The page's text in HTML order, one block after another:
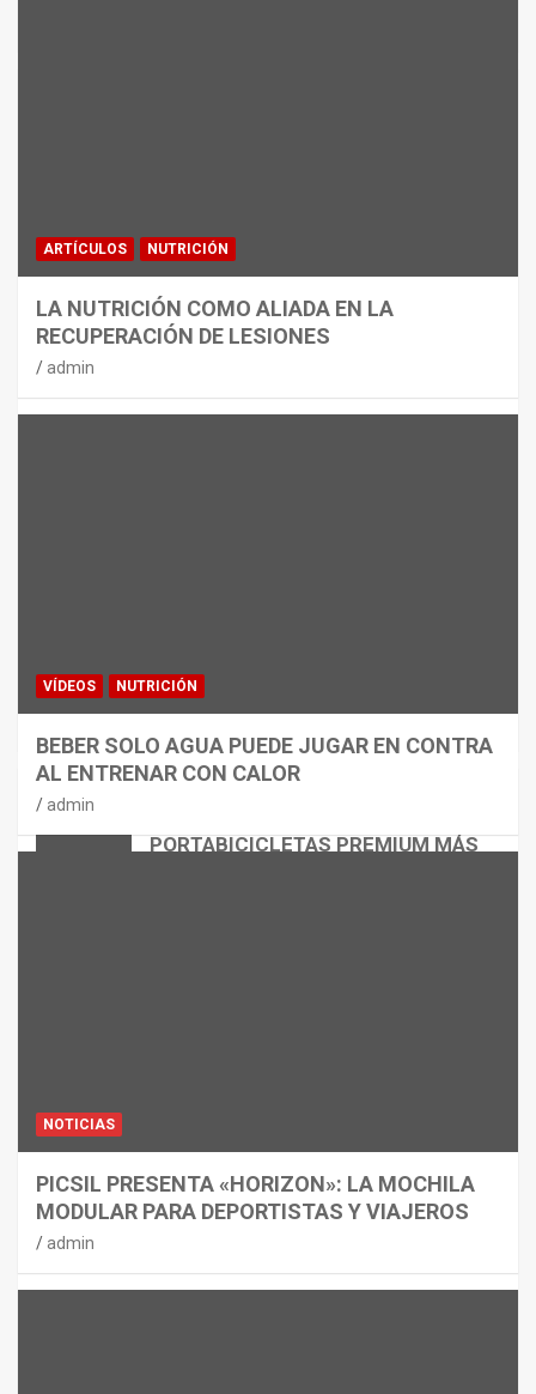
PORTABICICLETAS PREMIUM MÁS
ARTÍCULOS NUTRICIÓN
LA NUTRICIÓN COMO ALIADA EN LA
RECUPERACIÓN DE LESIONES
admin
VÍDEOS NUTRICIÓN
BEBER SOLO AGUA PUEDE JUGAR EN CONTRA
AL ENTRENAR CON CALOR
admin
NOTICIAS
PICSIL PRESENTA «HORIZON»: LA MOCHILA
MODULAR PARA DEPORTISTAS Y VIAJEROS
admin